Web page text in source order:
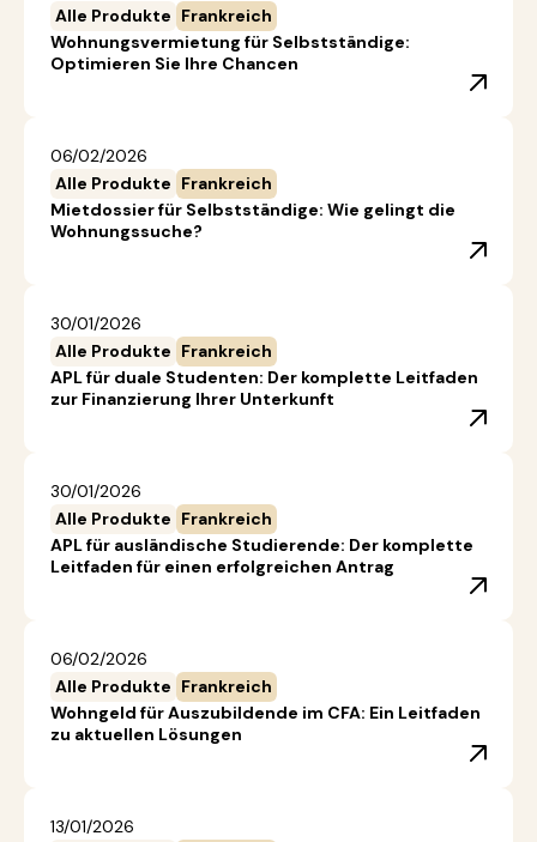
Alle Produkte Frankreich
Wohnungsvermietung für Selbstständige:
Optimieren Sie Ihre Chancen
06/02/2026
Alle Produkte Frankreich
Mietdossier für Selbstständige: Wie gelingt die
Wohnungssuche?
30/01/2026
Alle Produkte Frankreich
APL für duale Studenten: Der komplette Leitfaden
zur Finanzierung Ihrer Unterkunft
30/01/2026
Alle Produkte Frankreich
APL für ausländische Studierende: Der komplette
Leitfaden für einen erfolgreichen Antrag
06/02/2026
Alle Produkte Frankreich
Wohngeld für Auszubildende im CFA: Ein Leitfaden
zu aktuellen Lösungen
13/01/2026